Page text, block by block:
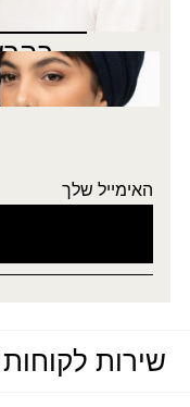
בואי להתעדכן
האימייל שלך
שירות לקוחות